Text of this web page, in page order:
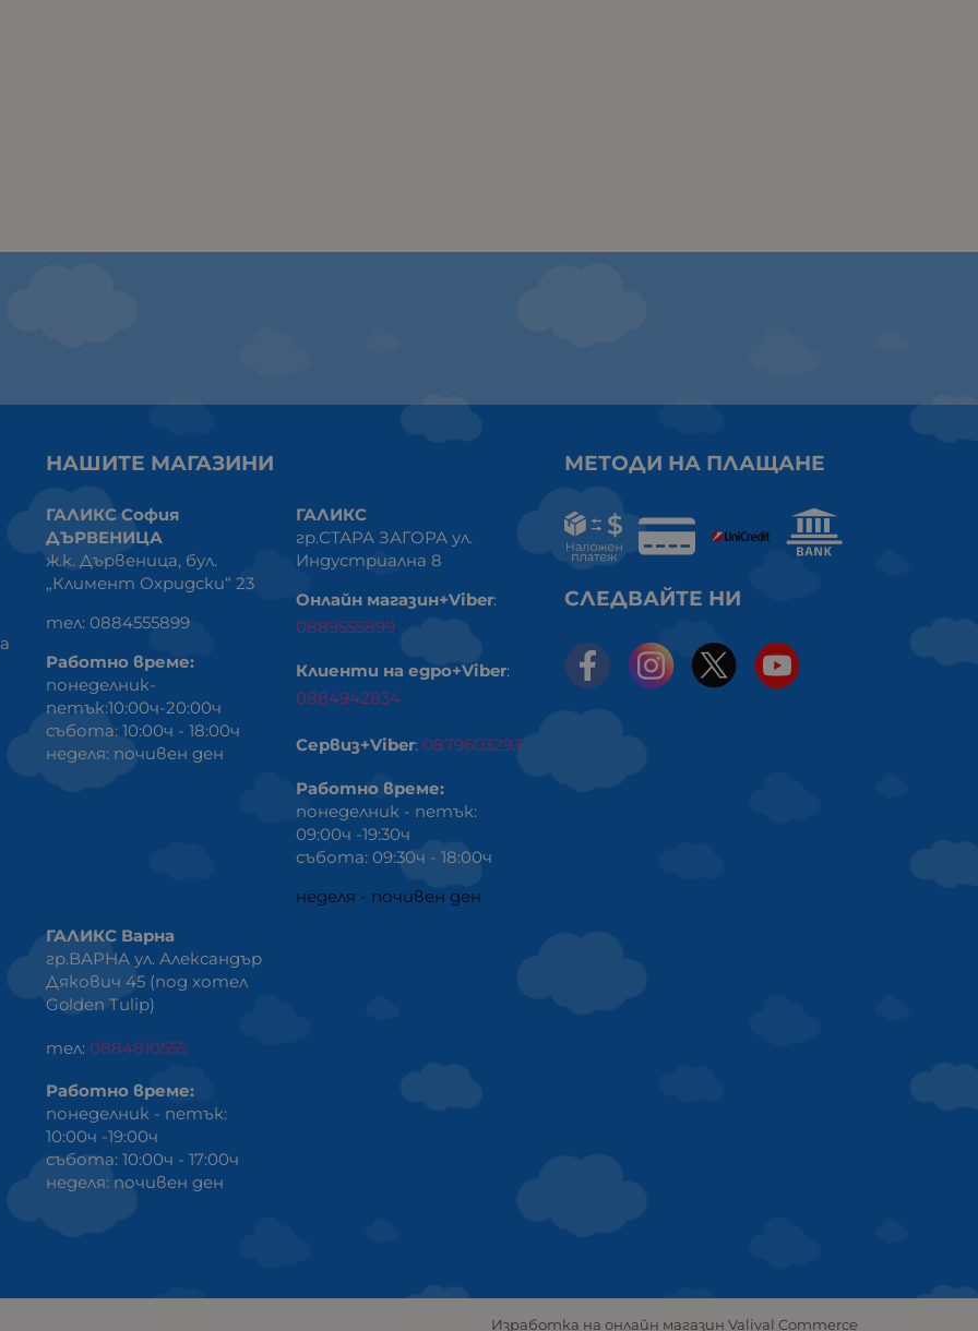
НАШИТЕ МАГАЗИНИ
ГАЛИКС София
ДЪРВЕНИЦА
ж.к. Дървеница, бул.
„Климент Охридски“ 23
тел: 0884555899
Работно време:
понеделник-
петък:10:00ч-20:00ч
събота: 10:00ч - 18:00ч
неделя: почивен ден
ГАЛИКС
гр.СТАРА ЗАГОРА ул.
Индустриална 8
Онлайн магазин+Viber:
0889555899
Клиенти на едро+Viber:
0884942834
Сервиз+Viber: 0879603293
Работно време:
понеделник - петък:
09:00ч -19:30ч
събота: 09:30ч - 18:00ч
неделя - почивен ден
ГАЛИКС Варна
гр.ВАРНА ул. Александър
Дякович 45 (под хотел
Golden Tulip)
тел: 0884810555
Работно време:
понеделник - петък:
10:00ч -19:00ч
събота: 10:00ч - 17:00ч
неделя: почивен ден
МЕТОДИ НА ПЛАЩАНЕ
СЛЕДВАЙТЕ НИ
Изработка на онлайн магазин Valival Commerce